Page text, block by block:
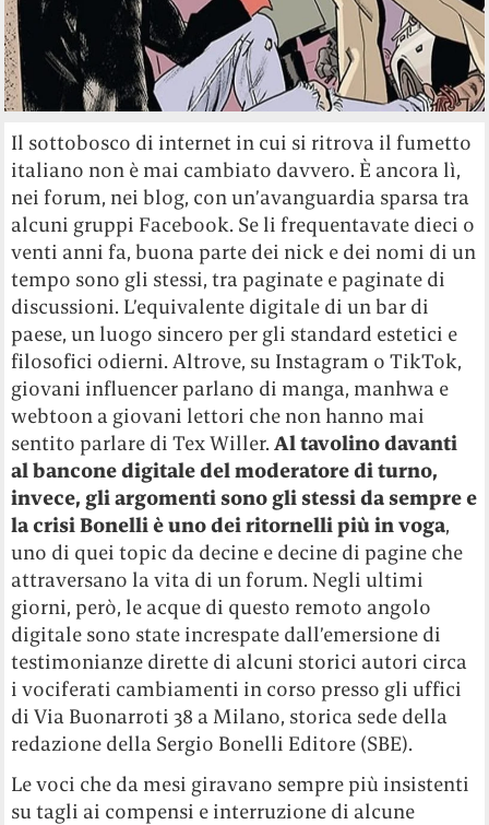
Il sottobosco di internet in cui si ritrova il fumetto
italiano non è mai cambiato davvero. È ancora lì,
nei forum, nei blog, con un’avanguardia sparsa tra
alcuni gruppi Facebook. Se li frequentavate dieci o
venti anni fa, buona parte dei nick e dei nomi di un
tempo sono gli stessi, tra paginate e paginate di
discussioni. L’equivalente digitale di un bar di
paese, un luogo sincero per gli standard estetici e
filosofici odierni. Altrove, su Instagram o TikTok,
giovani influencer parlano di manga, manhwa e
webtoon a giovani lettori che non hanno mai
sentito parlare di Tex Willer.Al tavolino davanti
al bancone digitale del moderatore di turno,
invece, gli argomenti sono gli stessi da sempre e
la crisi Bonelli è uno dei ritornelli più in voga,
uno di quei topic da decine e decine di pagine che
attraversano la vita di un forum. Negli ultimi
giorni, però, le acque di questo remoto angolo
digitale sono state increspate dall’emersione di
testimonianze dirette di alcuni storici autori circa
i vociferati cambiamenti in corso presso gli uffici
di Via Buonarroti 38 a Milano, storica sede della
redazione della Sergio Bonelli Editore (SBE).
Le voci che da mesi giravano sempre più insistenti
su tagli ai compensi e interruzione di alcune